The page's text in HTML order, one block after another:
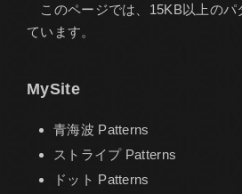
このページでは、15KB以上のパ
ています。
MySite
青海波 Patterns
ストライプ Patterns
ドット Patterns